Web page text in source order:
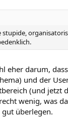
eher darum,
und der
(und
wenig, was
überlegen.